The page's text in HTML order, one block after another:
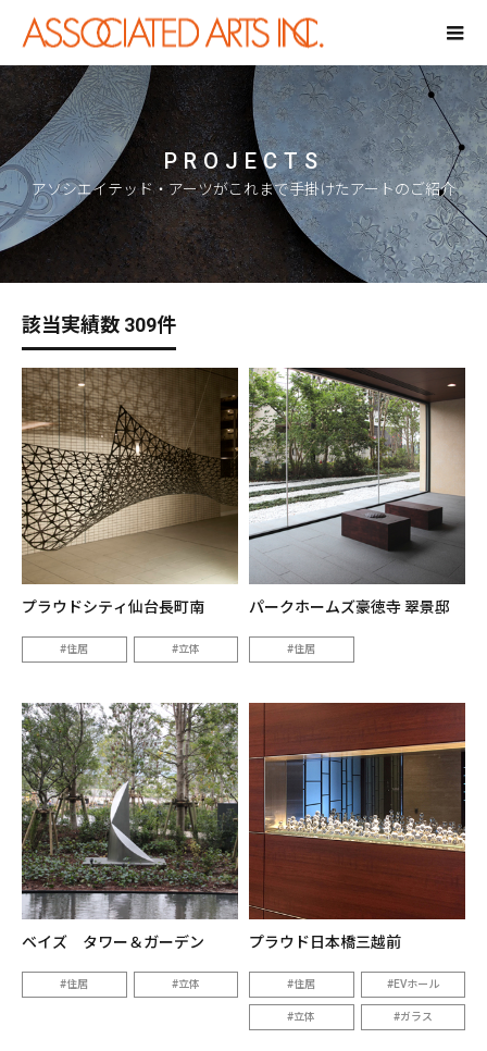
PROJECTS
アソシエイテッド・アーツがこれまで手掛けたアートのご紹介
該当実績数 309件
プラウドシティ仙台長町南
住居 立体
パークホームズ豪徳寺 翠景邸
住居
ベイズ タワー＆ガーデン
住居 立体
プラウド日本橋三越前
住居 EVホール
立体 ガラス